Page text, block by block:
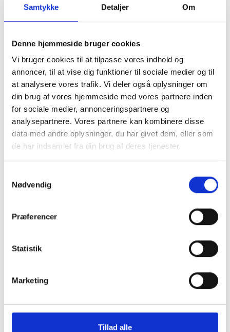
Samtykke Detaljer Om
Denne hjemmeside bruger cookies
Vi bruger cookies til at tilpasse vores indhold og
annoncer, til at vise dig funktioner til sociale medier og til
at analysere vores trafik. Vi deler også oplysninger om
din brug af vores hjemmeside med vores partnere inden
for sociale medier, annonceringspartnere og
analysepartnere. Vores partnere kan kombinere disse
data med andre oplysninger, du har givet dem, eller som
de har indsamlet fra din brug af deres tjenester.
Nødvendig
Præferencer
Statistik
Marketing
Tillad alle
6400 Sønderborg
E-mail:sekretariatet@sonderborg.dk
+45 88 72 64 00